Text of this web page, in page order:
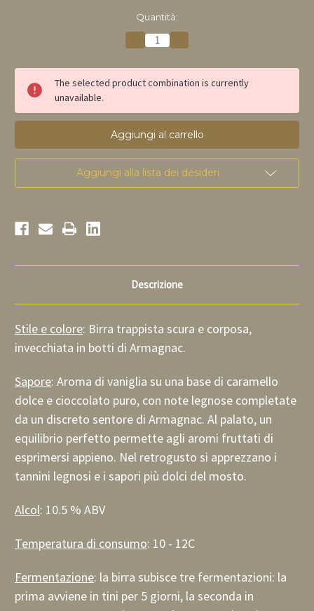
Quantità:
Riduci
la
di
Chimay
Réserve
barrique
Armagnac
75cl
la
di
Chimay
Réserve
barrique
Armagnac
75cl
The selected product combination is currently
unavailable.
Aggiungi alla lista dei desideri
Descrizione
Stile e colore: Birra trappista scura e corposa,
invecchiata in botti di Armagnac.
Sapore: Aroma di vaniglia su una base di caramello
dolce e cioccolato puro, con note legnose completate
da un discreto sentore di Armagnac. Al palato, un
equilibrio perfetto permette agli aromi fruttati di
esprimersi appieno. Nel retrogusto si apprezzano i
tannini legnosi e i sapori più dolci del mosto.
Alcol: 10.5 % ABV
Temperatura di consumo: 10 - 12C
Fermentazione: la birra subisce tre fermentazioni: la
prima avviene in tini per 5 giorni, la seconda in